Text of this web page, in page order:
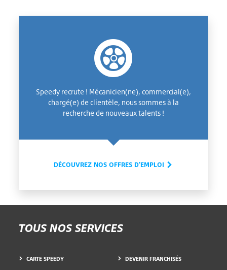
Speedy recrute ! Mécanicien(ne), commercial(e),
chargé(e) de clientèle, nous sommes à la
recherche de nouveaux talents !
DÉCOUVREZ NOS OFFRES D'EMPLOI
TOUS NOS SERVICES
CARTE SPEEDY DEVENIR FRANCHISÉS